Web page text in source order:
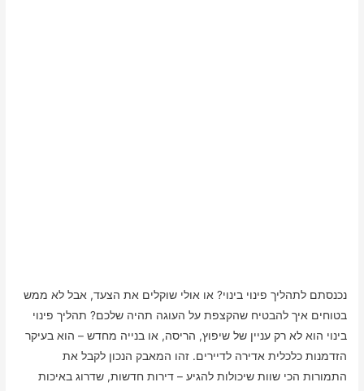
נכנסתם לתהליך פינוי בינוי? או אולי שוקלים את הצעד, אבל לא ממש
בטוחים איך להבטיח שהקצפת על העוגה תהיה שלכם? תהליך פינוי
בינוי הוא לא רק עניין של שיפוץ, הריסה, או בנייה מחדש – הוא בעיקר
הזדמנות כלכלית אדירה לדיירים. זהו המאבק הנכון לקבל את
התמורות הכי שוות שיכולות להגיע – דירות חדשות, שדרוג באיכות